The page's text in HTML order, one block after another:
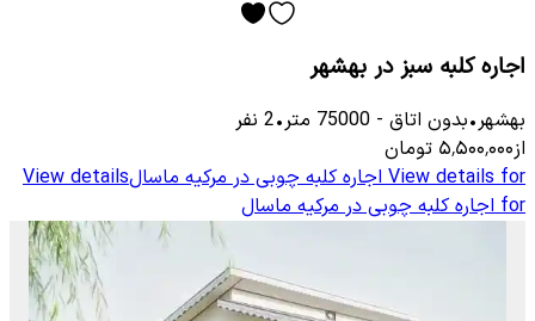
اجاره کلبه سبز در بهشهر
بهشهر•بدون اتاق -
75000 متر•
2 نفر
از۵٬۵۰۰٬۰۰۰ تومان
View details for اجاره کلبه چوبی در مرکیه ماسالView details
for اجاره کلبه چوبی در مرکیه ماسال